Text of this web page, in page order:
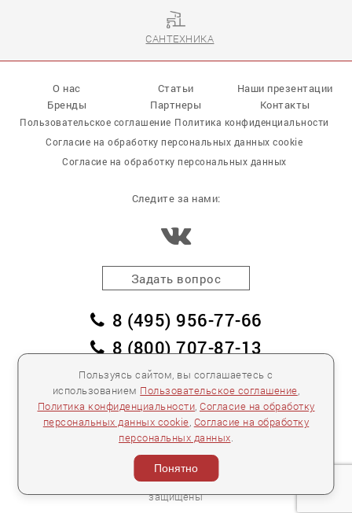
Пользуясь сайтом, вы соглашаетесь с
использованием Пользовательское соглашение
Политика конфиденциальности Согласие на обработку
персональных данных cookie Согласие на обработку
персональных данных
Понятно
САНТЕХНИКА
О нас Статьи
Наши презентации
Бренды
Партнеры Контакты
Пользовательское соглашение Политика конфиденциальности
Согласие на обработку персональных данных cookie
Согласие на обработку персональных данных
Следите за нами:
Задать вопрос
8 (495) 956-77-66
8 (800) 707-87-13
заказать обратный звонок
пл. Победы, дом 2, корпус 2
Для спецификаций и предложений:info@mebelclub.ru
Выставленные на данном сайте предложения
публичной офертой не являются.
Количество товара ограничено.
2026 «Интерьерный салон №1» Все права
защищены